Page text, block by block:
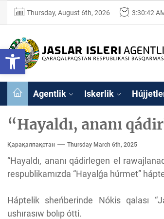
Open toolbar
content
Thursday, August 6th, 2026 3:30:43
Ózbekstan
Agentlik Iskerlik
“Hayaldı, ananı
Қарақалпақстан Thursday March 6th, 2025
“Hayaldı, ananı qádirlegen el
respublikamızda “Hayalǵa húrmet”
Háptelik sheńberinde Nókis qalası
ushırasıw bolıp ótti.